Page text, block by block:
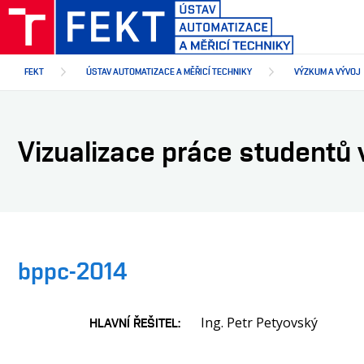
Přejít
hlavnímu
FEKT ÚSTAV AUTOMATIZACE A MĚŘICÍ TECHNIKY VÝZKUM A VÝVOJ
Vizualizace práce studentů
bppc-2014
HLAVNÍ ŘEŠITEL Ing. Petr Petyovský